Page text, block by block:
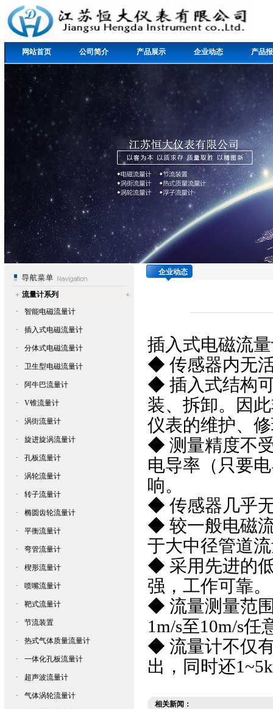
网站首页 公司简介 产品展示 企业动态 产品
流量计系列
·
智能电磁流量计
· 插入式电磁流量计
· 分体式电磁流量计
· 卫生型电磁流量计
· 阿牛巴流量计
· V锥流量计
· 涡街流量计
· 旋进旋涡流量计
· 孔板流量计
· 涡轮流量计
· 转子流量计
· 椭圆齿轮流量计
· 平衡流量计
· 弯管流量计
· 楔形流量计
· 喷嘴流量计
· 靶式流量计
· 节流装置
· 热式气体质量流量计
· 一体化孔板流量计
· 超声波流量计
· 气体涡轮流量计
企业动态
插入式电磁流
◆ 传感器内无
◆ 插入式结构
装、拆卸。因
仪表的维护、
◆ 测量精度不
电导率（只要
响。
◆ 传感器几乎
◆ 较一般电磁
于大中径管道
◆ 采用先进的
强，工作可靠。
◆ 流量测量范
1m/s至10m/s任
◆ 流量计不仅
出，同时还
相关新闻：